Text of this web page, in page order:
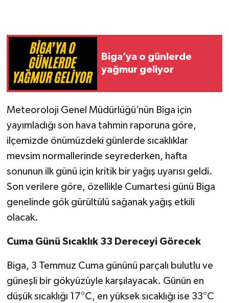
Biga’ya o günlerde
yağmur geliyor
Meteoroloji Genel Müdürlüğü’nün Biga için
yayımladığı son hava tahmin raporuna göre,
ilçemizde önümüzdeki günlerde sıcaklıklar
mevsim normallerinde seyrederken, hafta
sonunun ilk günü için kritik bir yağış uyarısı geldi.
Son verilere göre, özellikle Cumartesi günü Biga
genelinde gök gürültülü sağanak yağış etkili
olacak.
Cuma Günü Sıcaklık 33 Dereceyi Görecek
Biga, 3 Temmuz Cuma gününü parçalı bulutlu ve
güneşli bir gökyüzüyle karşılayacak. Günün en
düşük sıcaklığı 17°C, en yüksek sıcaklığı ise 33°C
Resmî ilanlar
Sağlık
Spor
Tarım ve Ekonomi
Teknoloji
Ulusal
Yaşam